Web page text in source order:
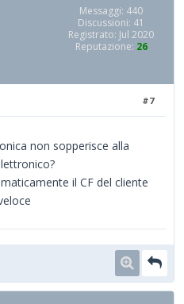
Messaggi: 440
Discussioni: 41
Registrato: Jul 2020
Reputazione: 26
#7
non sopperisce alla
il CF del cliente